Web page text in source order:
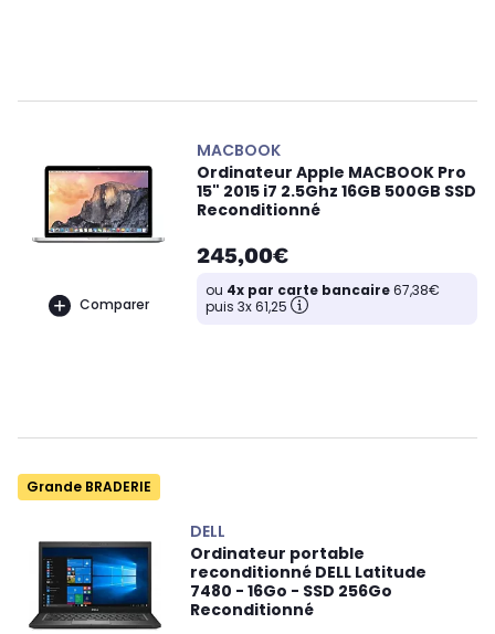
Comparer
MACBOOK
Ordinateur Apple MACBOOK Pro
15" 2015 i7 2.5Ghz 16GB 500GB SSD
Reconditionné
245,00€
ou 4x par carte bancaire67,38€
puis 3x 61,25
Grande BRADERIE
DELL
Ordinateur portable
reconditionné DELL Latitude
7480 - 16Go - SSD 256Go
Reconditionné